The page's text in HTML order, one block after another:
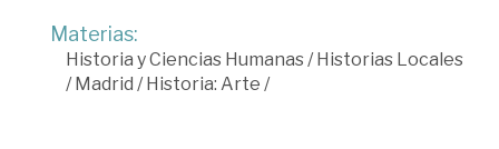
Materias:
Historia y Ciencias Humanas/Historias Locales
/Madrid /Historia: Arte /